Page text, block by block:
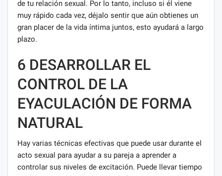
de tu relación sexual. Por lo tanto, incluso si él viene
muy rápido cada vez, déjalo sentir que aún obtienes un
gran placer de la vida íntima juntos, esto ayudará a largo
plazo.
6 DESARROLLAR EL
CONTROL DE LA
EYACULACIÓN DE FORMA
NATURAL
Hay varias técnicas efectivas que puede usar durante el
acto sexual para ayudar a su pareja a aprender a
controlar sus niveles de excitación. Puede llevar tiempo